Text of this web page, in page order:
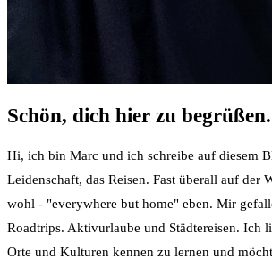
Schön, dich hier zu begrüßen.
Hi, ich bin Marc und ich schreibe auf diesem
Leidenschaft, das Reisen. Fast überall auf der
wohl - "everywhere but home" eben. Mir
Roadtrips. Aktivurlaube und Städtereisen. Ich
Orte und Kulturen kennen zu lernen und